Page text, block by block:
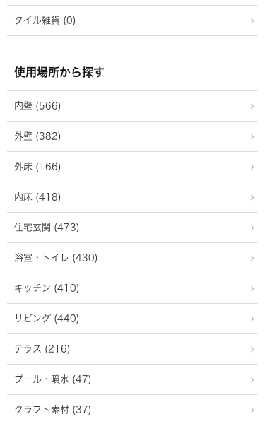
タイル雑貨 (0)
使用場所から探す
内壁 (566)
外壁 (382)
外床 (166)
内床 (418)
住宅玄関 (473)
浴室・トイレ (430)
キッチン (410)
リビング (440)
テラス (216)
プール・噴水 (47)
クラフト素材 (37)